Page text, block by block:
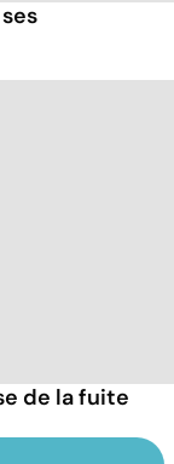
de la fuite